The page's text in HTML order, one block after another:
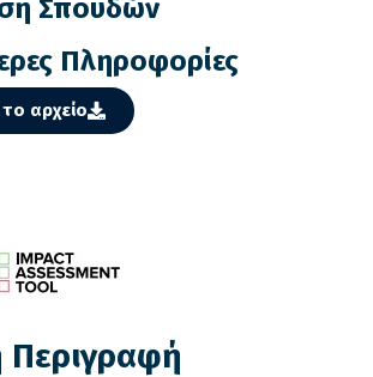
Σπουδών
Πληροφορίες
αρχείο
Περιγραφή